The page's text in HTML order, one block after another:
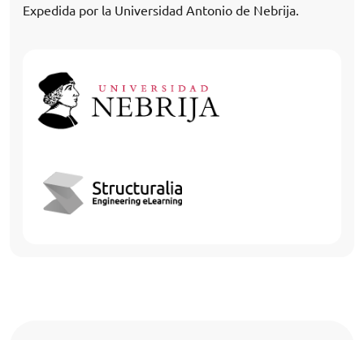
Expedida por la Universidad Antonio de Nebrija.